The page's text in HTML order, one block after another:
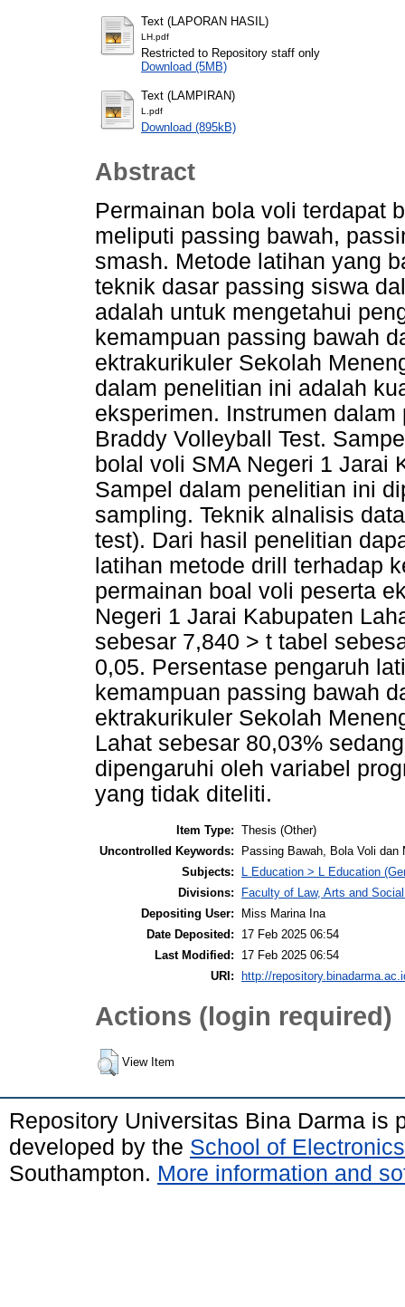
Text (LAPORAN HASIL)
LH.pdf
Restricted to Repository staff only
Download (5MB)
Text (LAMPIRAN)
L.pdf
Download (895kB)
Abstract
Permainan bola voli terdapat
meliputi passing bawah,
smash. Metode latihan yang
teknik dasar passing siswa
adalah untuk mengetahui
kemampuan passing bawah
ektrakurikuler Sekolah
dalam penelitian ini adalah
eksperimen. Instrumen
Braddy Volleyball Test.
bolal voli SMA Negeri 1 Jarai
Sampel dalam penelitian ini
sampling. Teknik alnalisis
test). Dari hasil penelitian
latihan metode drill terhadap
permainan boal voli peserta
Negeri 1 Jarai Kabupaten
sebesar 7,840 > t tabel
0,05. Persentase pengaruh
kemampuan passing bawah
ektrakurikuler Sekolah
Lahat sebesar 80,03%
dipengaruhi oleh variabel
yang tidak diteliti.
Item Type: Thesis (Other)
Uncontrolled Keywords:
Passing Bawah, Bola Voli dan
Subjects:
L Education > L Education
Divisions:
Faculty of Law, Arts and
Depositing User:
Miss Marina Ina
Date Deposited:
17 Feb 2025 06:54
Last Modified:
17 Feb 2025 06:54
URI:
http://
Actions (login required)
View Item
Repository Universitas Bina Darma is
developed by the School of
Southampton. More information and